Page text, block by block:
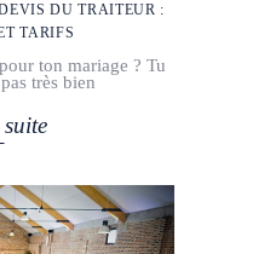
DU TRAITEUR :
TARIFS
ton mariage ? Tu
très bien